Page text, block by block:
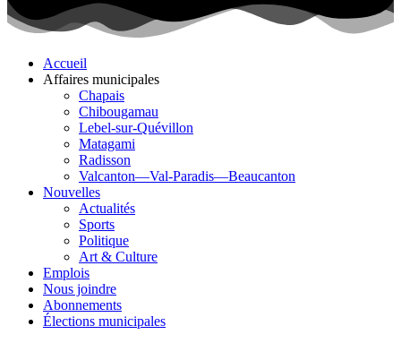
Accueil
Affaires municipales
Chapais
Chibougamau
Lebel-sur-Quévillon
Matagami
Radisson
Valcanton—Val-Paradis—Beaucanton
Nouvelles
Actualités
Sports
Politique
Art & Culture
Emplois
Nous joindre
Abonnements
Élections municipales